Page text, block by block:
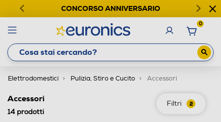
CONCORSO ANNIVERSARIO
0
Elettrodomestici Pulizia, Stiro e Cucito Accessori
Filtri 2
Accessori
14prodotti